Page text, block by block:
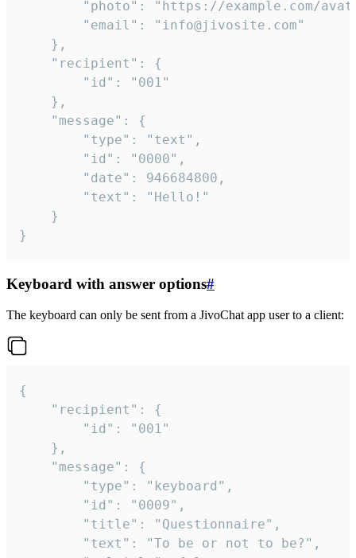
}
Keyboard with answer options#
The keyboard can only be sent from a JivoChat app user to a client:
{